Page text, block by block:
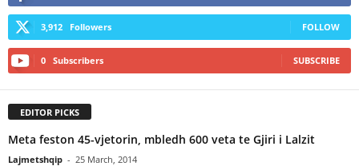
3,912 Followers FOLLOW
0 Subscribers SUBSCRIBE
EDITOR PICKS
Meta feston 45-vjetorin, mbledh 600 veta te Gjiri i Lalzit
Lajmetshqip - 25 March, 2014